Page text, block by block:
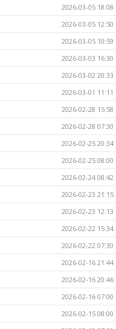
2026-03-05 18:08
2026-03-05 12:50
2026-03-05 10:59
2026-03-03 16:30
2026-03-02 20:33
2026-03-01 11:11
2026-02-28 15:58
2026-02-28 07:30
2026-02-25 20:34
2026-02-25 08:00
2026-02-24 08:42
2026-02-23 21:15
2026-02-23 12:13
2026-02-22 15:34
2026-02-22 07:30
2026-02-16 21:44
2026-02-16 20:46
2026-02-16 07:00
2026-02-15 08:00